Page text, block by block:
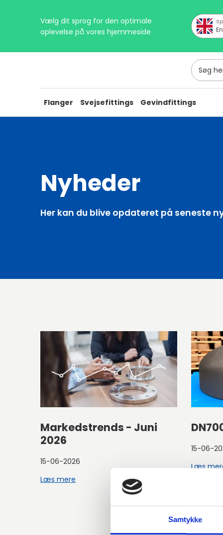
Samtykke
Vælg dit sprog for den optimale
oplevelse på vores hjemmeside
Søg her
Flanger Svejsefittings Gevindfittings
Nyheder
Her kan du blive opdateret på seneste
Markedstrends - Juni
2026
15-06-2026
Læs mere
15-06-
Læs